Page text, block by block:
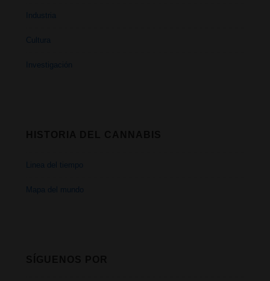
Industria
Cultura
Investigación
Linea del tiempo
Mapa del mundo